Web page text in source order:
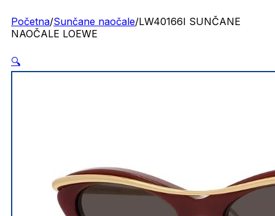
Početna/Sunčane naočale/LW40166I SUNČANE
NAOČALE LOEWE
🔍